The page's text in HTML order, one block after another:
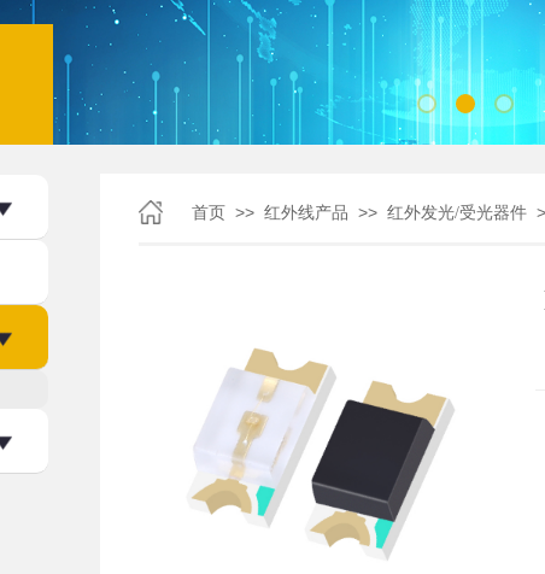
首页 >> 红外线产品 >> 红外发光/受光器件